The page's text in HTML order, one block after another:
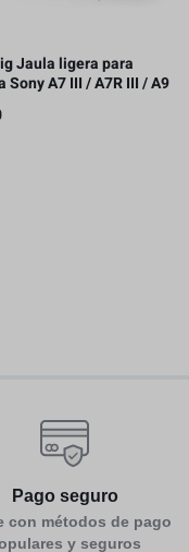
Jaula ligera para
Sony A7 III / A7R III / A9
Pago seguro
con métodos de pago
y seguros